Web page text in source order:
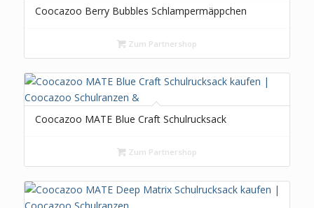
Coocazoo Berry Bubbles Schlampermäppchen
Zum Partnershop
Coocazoo MATE Blue Craft Schulrucksack
Zum Partnershop